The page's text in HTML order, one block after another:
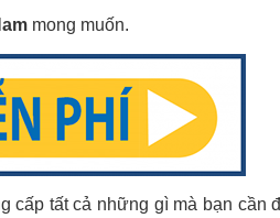
mong muốn.
cấp tất cả những gì mà bạn cần